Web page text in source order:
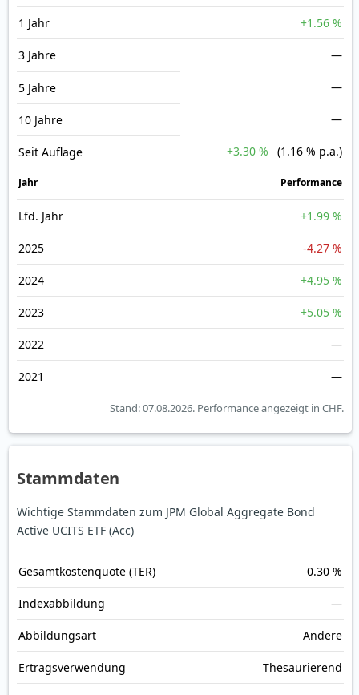
1 Jahr +1.56 %
3 Jahre —
5 Jahre —
10 Jahre —
Seit Auflage +3.30 % (1.16 % p.a.)
Jahr Perfor­mance
Lfd. Jahr +1.99 %
2025 -4.27 %
2024 +4.95 %
2023 +5.05 %
2022 —
2021 —
Stand: 07.08.2026. Performance angezeigt in CHF.
Stammdaten
Wichtige Stammdaten zum JPM Global Aggregate Bond
Active UCITS ETF (Acc)
Gesamt­kosten­quote (TER) 0.30 %
Index­abbildung —
Abbildungs­art Andere
Ertrags­verwendung Thesaurierend